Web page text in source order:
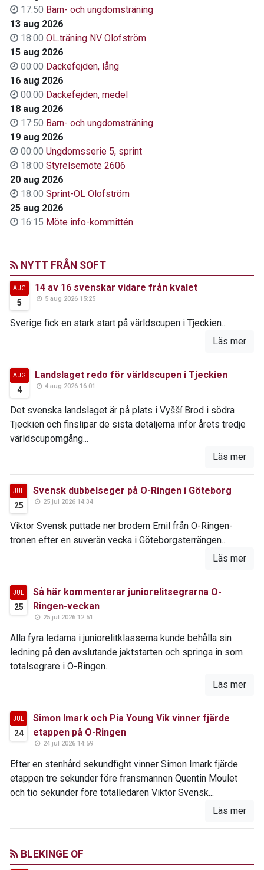
17:50 Barn- och ungdomsträning
13 aug 2026
18:00 OL.träning NV Olofström
15 aug 2026
00:00 Dackefejden, lång
16 aug 2026
00:00 Dackefejden, medel
18 aug 2026
17:50 Barn- och ungdomsträning
19 aug 2026
00:00 Ungdomsserie 5, sprint
18:00 Styrelsemöte 2606
20 aug 2026
18:00 Sprint-OL Olofström
25 aug 2026
16:15 Möte info-kommittén
NYTT FRÅN SOFT
AUG
5
14 av 16 svenskar vidare från kvalet
5 aug 2026 15:25
Sverige fick en stark start på världscupen i Tjeckien...
Läs mer
AUG
4
Landslaget redo för världscupen i Tjeckien
4 aug 2026 16:01
Det svenska landslaget är på plats i Vyšší Brod i södra
Tjeckien och finslipar de sista detaljerna inför årets tredje
världscupomgång...
Läs mer
JUL
25
Svensk dubbelseger på O-Ringen i Göteborg
25 jul 2026 14:34
Viktor Svensk puttade ner brodern Emil från O-Ringen-
tronen efter en suverän vecka i Göteborgsterrängen...
Läs mer
JUL
25
Så här kommenterar juniorelitsegrarna O-
Ringen-veckan
25 jul 2026 12:51
Alla fyra ledarna i juniorelitklasserna kunde behålla sin
ledning på den avslutande jaktstarten och springa in som
totalsegrare i O-Ringen...
Läs mer
JUL
24
Simon Imark och Pia Young Vik vinner fjärde
etappen på O-Ringen
24 jul 2026 14:59
Efter en stenhård sekundfight vinner Simon Imark fjärde
etappen tre sekunder före fransmannen Quentin Moulet
och tio sekunder före totalledaren Viktor Svensk...
Läs mer
BLEKINGE OF